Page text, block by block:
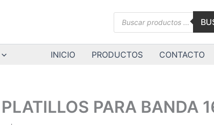
Búsqueda
INICIO PRODUCTOS CONTACTO
PARA BANDA